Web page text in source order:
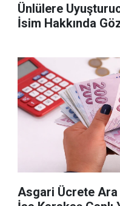
Ünlülere
İsim Hakkında
Asgari Ücrete